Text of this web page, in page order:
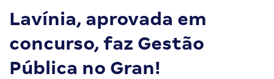
Lavínia, aprovada em
concurso, faz Gestão
Pública no Gran!